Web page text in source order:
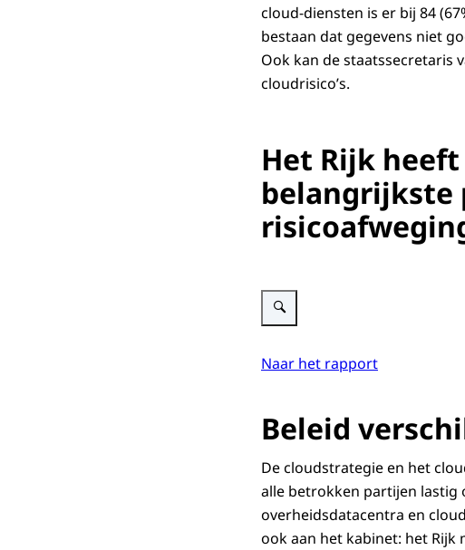
cloud-diensten is er bij 84
bestaan dat gegevens niet
Ook kan de staatssecretaris
cloudrisico’s.
Het Rijk
belangrijkste
Vergroot afbeelding Schematische
Naar het rapport
Beleid
De cloudstrategie en het
alle betrokken partijen lastig
overheidsdatacentra en
ook aan het kabinet: het